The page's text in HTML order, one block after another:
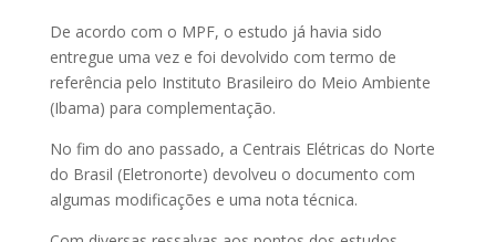
De acordo com o MPF, o estudo já havia sido
entregue uma vez e foi devolvido com termo de
referência pelo Instituto Brasileiro do Meio Ambiente
(Ibama) para complementação.
No fim do ano passado, a Centrais Elétricas do Norte
do Brasil (Eletronorte) devolveu o documento com
algumas modificações e uma nota técnica.